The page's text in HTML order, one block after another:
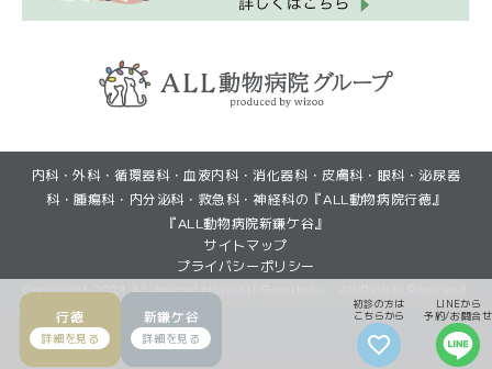
行徳 新鎌ケ谷
初診の方は
こちらから
LINEから
予約/お問合せ
(GoogleMapで見る)
(初診・再診)LINEから予約 (再診)Web予約
(GoogleMapで見る)
(初診・再診)LINEから予約 (再診)Web予約
内科・外科・循環器科・血液内科・消化器科・皮膚科・眼科・泌尿器
科・腫瘍科・内分泌科・救急科・神経科の『ALL動物病院行徳』
『ALL動物病院新鎌ケ谷』
サイトマップ
プライバシーポリシー
Copyright 2021 All Animal Hospital Gyoutoku , All Rights Reserved.